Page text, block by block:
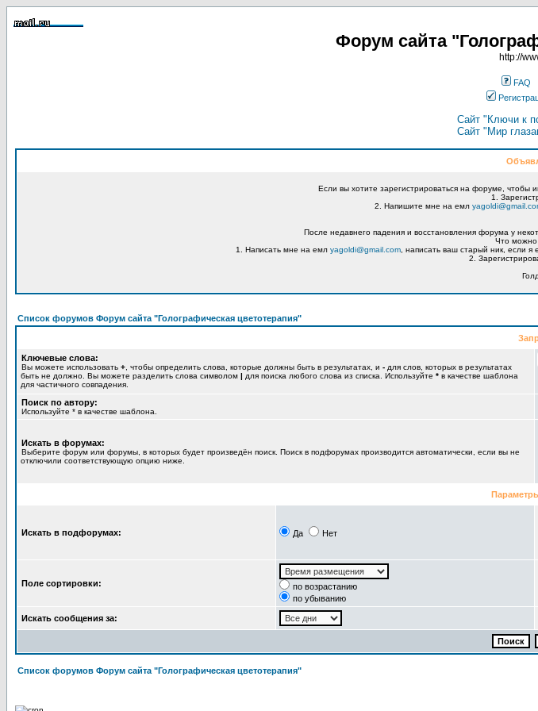
Форум сайта
http://
FAQ
Сайт "Ключи к
Сайт "Мир
Если вы хотите зарегистрироваться на форуме, чтобы
1.
2. Напишите мне на емл
После недавнего падения и восстановления форума у
Что можно
1. Написать мне на емл yagoldi@gmail.com , написать ваш старый ник, если
2.
Список форумов Форум сайта "Голографическая цветотерапия"
Ключевые слова:
Вы можете использовать + , чтобы определить слова, которые должны быть в результатах, и - для слов, которых в результатах
быть не должно. Вы можете разделить слова символом | для поиска любого слова из списка. Используйте * в качестве шаблона
для частичного совпадения.
Поиск по автору:
Используйте * в качестве шаблона.
Искать в форумах:
Выберите форум или форумы, в которых будет произведён поиск. Поиск в подфорумах производится автоматически, если вы не
отключили соответствующую опцию ниже.
Искать в подфорумах: Да Нет
Поле сортировки:
по возрастанию
по убыванию
Искать сообщения за:
Список форумов Форум сайта "Голографическая цветотерапия"